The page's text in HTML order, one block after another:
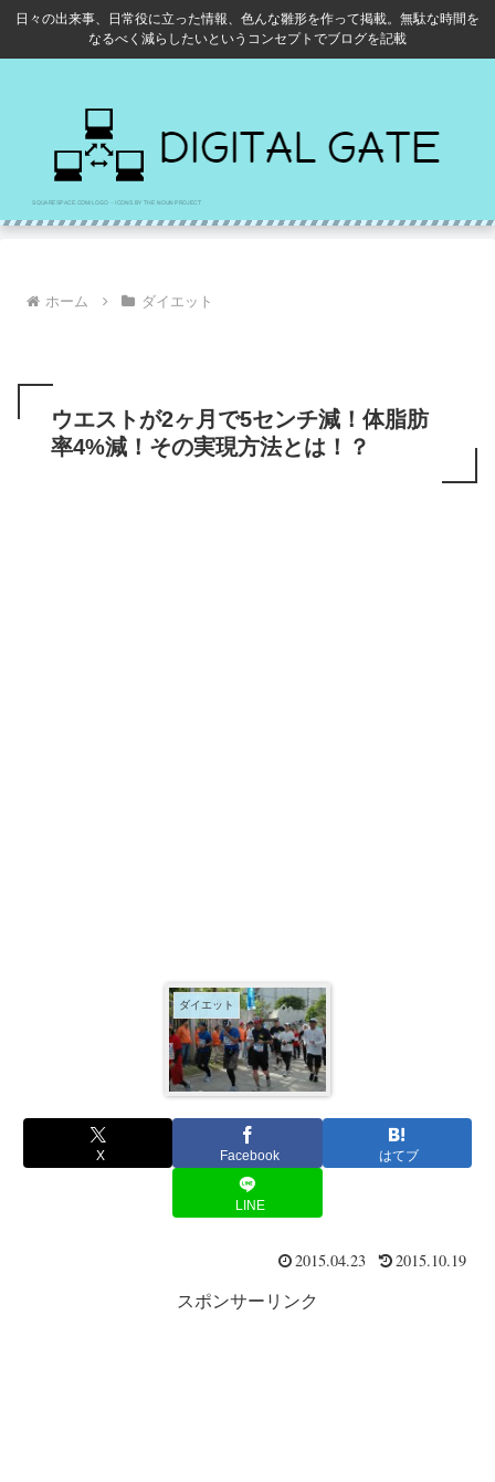
日々の出来事、日常役に立った情報、色んな雛形を作って掲載。無駄な時間を
なるべく減らしたいというコンセプトでブログを記載
ホーム ダイエット
ウエストが2ヶ月で5センチ減！体脂肪
率4%減！その実現方法とは！？
ダイエット
X Facebook はてブ
LINE
2015.04.23 2015.10.19
スポンサーリンク